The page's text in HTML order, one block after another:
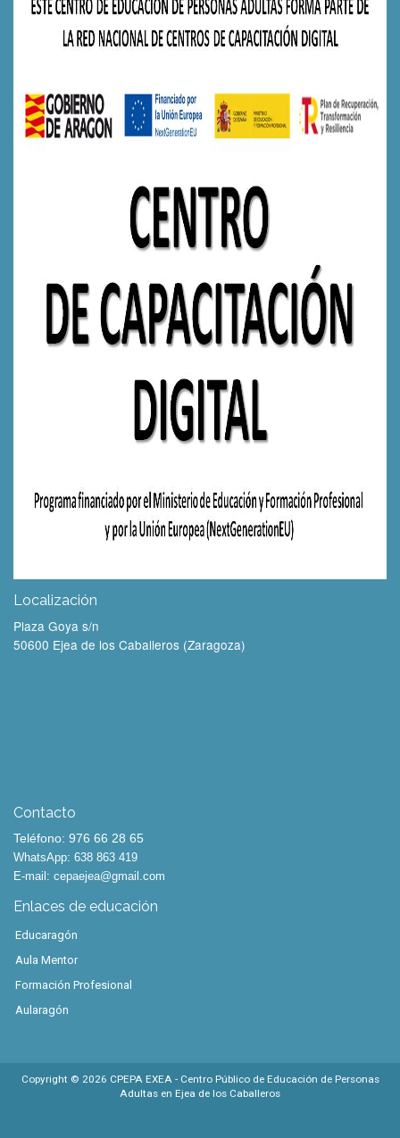
Localización
Plaza Goya s/n
50600 Ejea de los Caballeros (Zaragoza)
Contacto
Teléfono: 976 66 28 65
WhatsApp: 638 863 419
E-mail: cepaejea@gmail.com
Enlaces de educación
Educaragón
Aula Mentor
Formación Profesional
Aularagón
Copyright © 2026 CPEPA EXEA - Centro Público de Educación de Personas
Adultas en Ejea de los Caballeros